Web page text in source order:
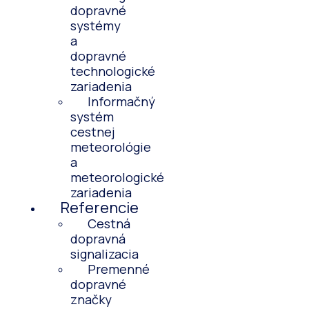
dopravné
systémy
a
dopravné
technologické
zariadenia
Informačný
systém
cestnej
meteorológie
a
meteorologické
zariadenia
Referencie
Cestná
dopravná
signalizacia
Premenné
dopravné
značky